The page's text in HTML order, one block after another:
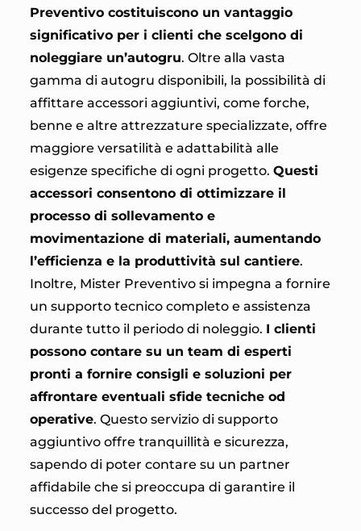
Preventivo costituiscono un vantaggio
significativo per i clienti che scelgono di
noleggiare un’autogru. Oltre alla vasta
gamma di autogru disponibili, la possibilità di
affittare accessori aggiuntivi, come forche,
benne e altre attrezzature specializzate, offre
maggiore versatilità e adattabilità alle
esigenze specifiche di ogni progetto. Questi
accessori consentono di ottimizzare il
processo di sollevamento e
movimentazione di materiali, aumentando
l’efficienza e la produttività sul cantiere.
Inoltre, Mister Preventivo si impegna a fornire
un supporto tecnico completo e assistenza
durante tutto il periodo di noleggio. I clienti
possono contare su un team di esperti
pronti a fornire consigli e soluzioni per
affrontare eventuali sfide tecniche od
operative. Questo servizio di supporto
aggiuntivo offre tranquillità e sicurezza,
sapendo di poter contare su un partner
affidabile che si preoccupa di garantire il
successo del progetto.